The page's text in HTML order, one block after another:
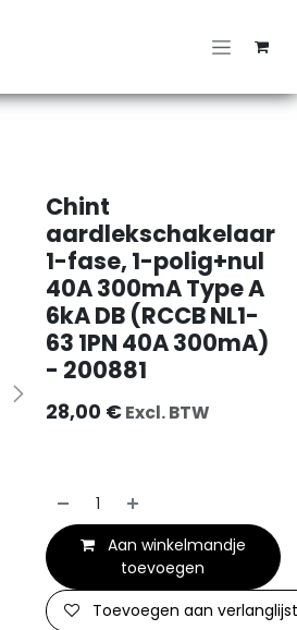
Chint
aardlekschakelaar
1-fase, 1-polig+nul
40A 300mA Type A
6kA DB (RCCB NL1-
63 1PN 40A 300mA)
- 200881
28,00 €Excl. BTW
Aan winkelmandje
toevoegen
Toevoegen aan verlanglijst